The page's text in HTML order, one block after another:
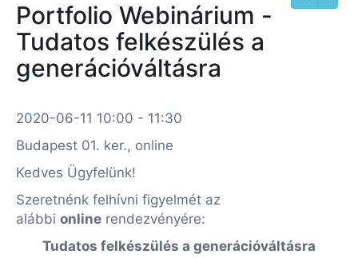
Portfolio Webinárium -
Tudatos felkészülés a
generációváltásra
2020-06-11 10:00 - 11:30
Budapest 01. ker., online
Kedves Ügyfelünk!
Szeretnénk felhívni figyelmét az
alábbi online rendezvényére:
Tudatos felkészülés a generációváltásra